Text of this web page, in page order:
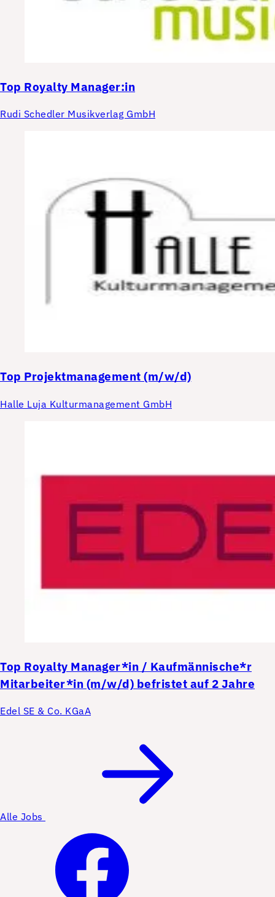
Top Royalty Manager:in
Rudi Schedler Musikverlag GmbH
Top Projektmanagement (m/w/d)
Halle Luja Kulturmanagement GmbH
Top Royalty Manager*in / Kaufmännische*r
Mitarbeiter*in (m/w/d) befristet auf 2 Jahre
Edel SE & Co. KGaA
Alle Jobs